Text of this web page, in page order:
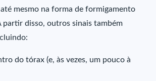
mesmo na forma de formigamento
partir disso, outros sinais também
do tórax (e, às vezes, um pouco à